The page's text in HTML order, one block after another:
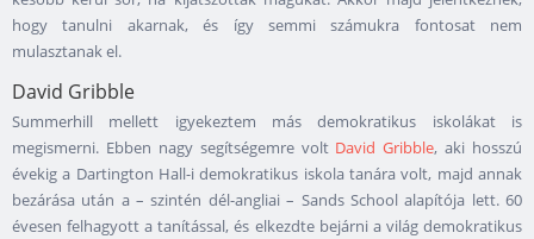
hogy tanulni akarnak, és így semmi számukra fontosat nem
mulasztanak el.
David Gribble
Summerhill mellett igyekeztem más demokratikus iskolákat is
megismerni. Ebben nagy segítségemre volt David Gribble, aki hosszú
évekig a Dartington Hall-i demokratikus iskola tanára volt, majd annak
bezárása után a – szintén dél-angliai – Sands School alapítója lett. 60
évesen felhagyott a tanítással, és elkezdte bejárni a világ demokratikus